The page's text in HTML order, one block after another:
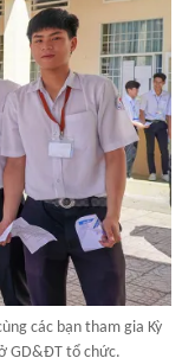
các bạn tham gia Kỳ
GD&ĐT tổ chức.